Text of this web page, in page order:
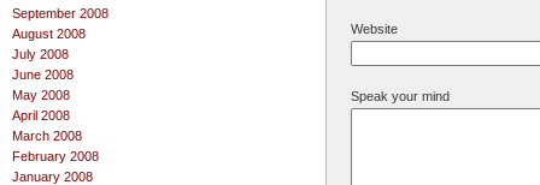
September 2008
August 2008
July 2008
June 2008
May 2008
April 2008
March 2008
February 2008
January 2008
Website
Speak your mind